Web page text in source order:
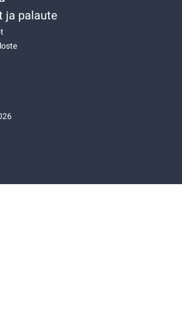
ja palaute